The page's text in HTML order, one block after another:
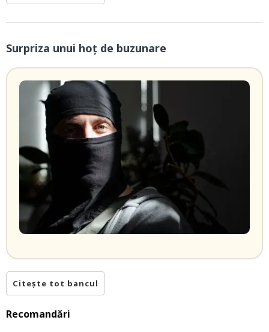
Surpriza unui hoţ de buzunare
Citește tot bancul
Recomandări